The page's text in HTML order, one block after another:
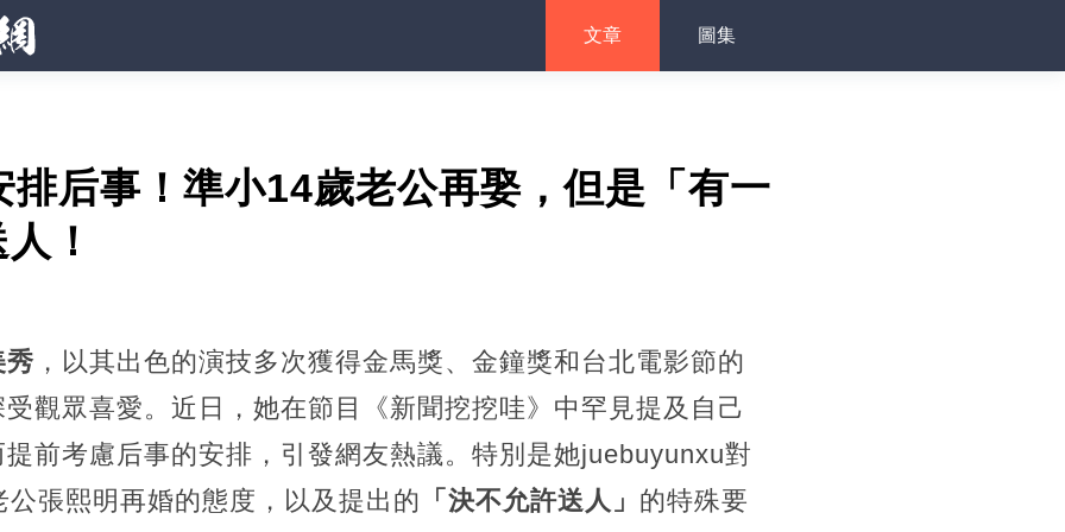
文章 圖集
排后事！準小14歲老公再娶，但是「有一
！
秀 ，以其出色的演技多次獲得金馬獎、金鐘獎和台北電影節的
觀眾喜愛。近日，她在節目《新聞挖挖哇》中罕見提及自己
前考慮后事的安排，引發網友熱議。特別是她juebuyunxu對
張熙明再婚的態度，以及提出的
「決不允許送人」 的特殊要